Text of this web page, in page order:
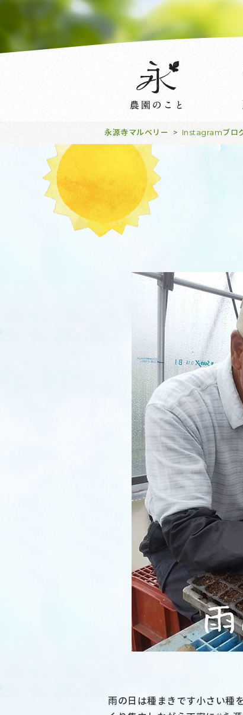
永源寺マルベリー > Instagramブロ
雨の日は種まきです小さい種